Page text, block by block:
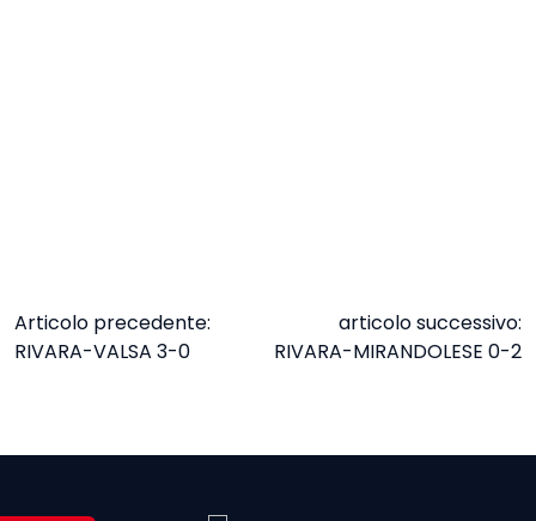
NAVIGAZIONE
Articolo precedente:
RIVARA-VALSA 3-0
articolo successivo:
RIVARA-MIRANDOLESE 0-2